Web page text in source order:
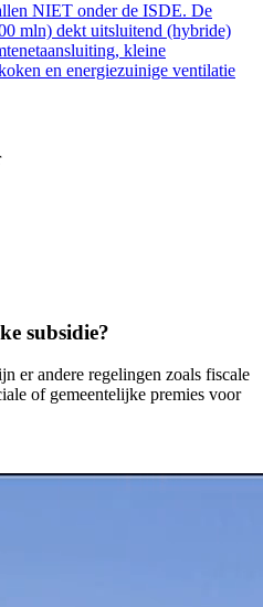
NIET onder de ISDE. De
mln) dekt uitsluitend (hybride)
kleine
en energiezuinige ventilatie
subsidie?
er andere regelingen zoals fiscale
of gemeentelijke premies voor